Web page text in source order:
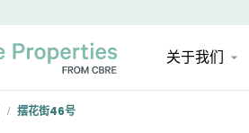
关于我们
/ 摆花街46号